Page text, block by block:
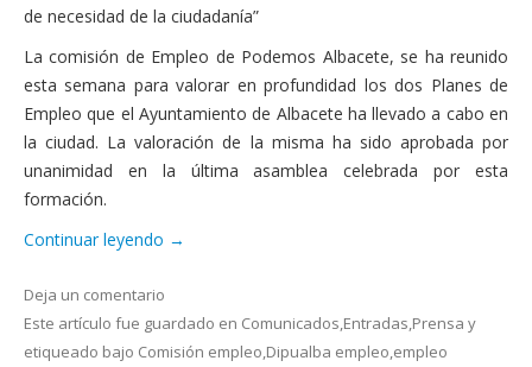
de necesidad de la ciudadanía”
La comisión de Empleo de Podemos Albacete, se ha reunido
esta semana para valorar en profundidad los dos Planes de
Empleo que el Ayuntamiento de Albacete ha llevado a cabo en
la ciudad. La valoración de la misma ha sido aprobada por
unanimidad en la última asamblea celebrada por esta
formación.
Continuar leyendo →
Deja un comentario
Este artículo fue guardado en Comunicados,Entradas,Prensa y
etiqueado bajo Comisión empleo,Dipualba empleo,empleo